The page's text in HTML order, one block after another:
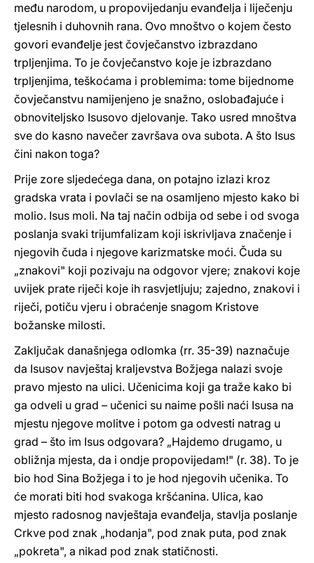
među narodom, u propovijedanju evanđelja i liječenju
tjelesnih i duhovnih rana. Ovo mnoštvo o kojem često
govori evanđelje jest čovječanstvo izbrazdano
trpljenjima. To je čovječanstvo koje je izbrazdano
trpljenjima, teškoćama i problemima: tome bijednome
čovječanstvu namijenjeno je snažno, oslobađajuće i
obnoviteljsko Isusovo djelovanje. Tako usred mnoštva
sve do kasno navečer završava ova subota. A što Isus
čini nakon toga?
Prije zore sljedećega dana, on potajno izlazi kroz
gradska vrata i povlači se na osamljeno mjesto kako bi
molio. Isus moli. Na taj način odbija od sebe i od svoga
poslanja svaki trijumfalizam koji iskrivljava značenje i
njegovih čuda i njegove karizmatske moći. Čuda su
„znakovi" koji pozivaju na odgovor vjere; znakovi koje
uvijek prate riječi koje ih rasvjetljuju; zajedno, znakovi i
riječi, potiču vjeru i obraćenje snagom Kristove
božanske milosti.
Zaključak današnjega odlomka (rr. 35-39) naznačuje
da Isusov navještaj kraljevstva Božjega nalazi svoje
pravo mjesto na ulici. Učenicima koji ga traže kako bi
ga odveli u grad – učenici su naime pošli naći Isusa na
mjestu njegove molitve i potom ga odvesti natrag u
grad – što im Isus odgovara? „Hajdemo drugamo, u
obližnja mjesta, da i ondje propovijedam!" (r. 38). To je
bio hod Sina Božjega i to je hod njegovih učenika. To
će morati biti hod svakoga kršćanina. Ulica, kao
mjesto radosnog navještaja evanđelja, stavlja poslanje
Crkve pod znak „hodanja", pod znak puta, pod znak
„pokreta", a nikad pod znak statičnosti.